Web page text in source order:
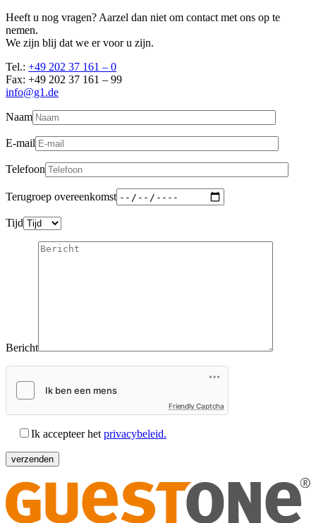
Heeft u nog vragen? Aarzel dan niet om contact met ons op te
nemen.
We zijn blij dat we er voor u zijn.
Tel.: +49 202 37 161 – 0
Fax: +49 202 37 161 – 99
info@g1.de
Naam
E-mail
Telefoon
Terugroep overeenkomst
Tijd
Bericht
Friendly Captcha
Ik accepteer het privacybeleid.